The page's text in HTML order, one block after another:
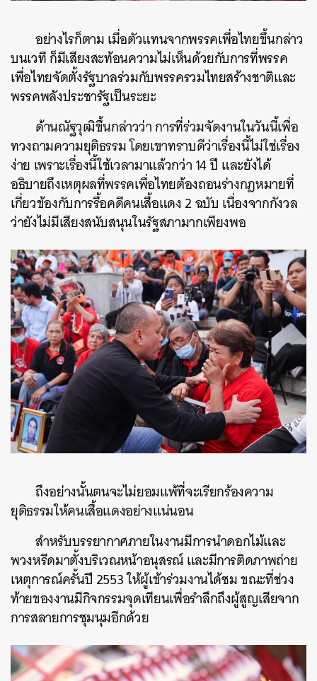
อย่างไรก็ตาม เมื่อตัวแทนจากพรรคเพื่อไทยขึ้นกล่าว
บนเวที ก็มีเสียงสะท้อนความไม่เห็นด้วยกับการที่พรรค
เพื่อไทยจัดตั้งรัฐบาลร่วมกับพรรครวมไทยสร้างชาติและ
พรรคพลังประชารัฐเป็นระยะ
ด้านณัฐวุฒิขึ้นกล่าวว่า การที่ร่วมจัดงานในวันนี้เพื่อ
ทวงถามความยุติธรรม โดยเขาทราบดีว่าเรื่องนี้ไม่ใช่เรื่อง
ง่าย เพราะเรื่องนี้ใช้เวลามาแล้วกว่า 14 ปี และยังได้
อธิบายถึงเหตุผลที่พรรคเพื่อไทยต้องถอนร่างกฎหมายที่
เกี่ยวข้องกับการรื้อคดีคนเสื้อแดง 2 ฉบับ เนื่องจากกังวล
ว่ายังไม่มีเสียงสนับสนุนในรัฐสภามากเพียงพอ
ถึงอย่างนั้นตนจะไม่ยอมแพ้ที่จะเรียกร้องความ
ยุติธรรมให้คนเสื้อแดงอย่างแน่นอน
สำหรับบรรยากาศภายในงานมีการนำดอกไม้และ
พวงหรีดมาตั้งบริเวณหน้าอนุสรณ์ และมีการติดภาพถ่าย
เหตุการณ์ครั้นปี 2553 ให้ผู้เข้าร่วมงานได้ชม ขณะที่ช่วง
ท้ายของงานมีกิจกรรมจุดเทียนเพื่อรำลึกถึงผู้สูญเสียจาก
การสลายการชุมนุมอีกด้วย
ค้นหา
SHARE TWEET